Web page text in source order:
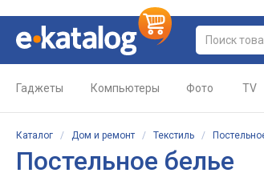
Гаджеты Компьютеры Фото TV
Каталог / Дом и ремонт / Текстиль /
Постельное белье